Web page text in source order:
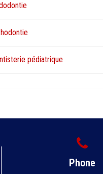
pédiatrique
Phone